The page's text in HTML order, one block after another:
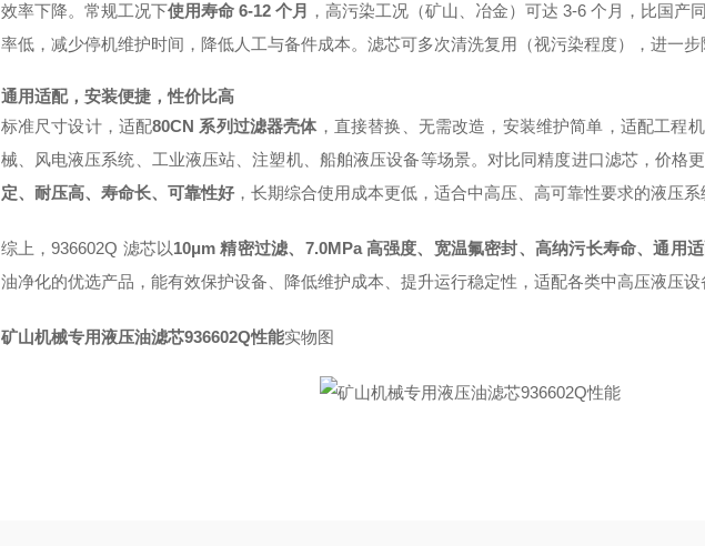
效率下降。常规工况下使用寿命 6-12 个月 ，高污染工况（矿山、冶金）可达 3-6 个月，比国产
率低，减少停机维护时间，降低人工与备件成本。滤芯可多次清洗复用（视污染程度），进一步
通用适配，安装便捷，性价比高
标准尺寸设计，适配80CN 系列过滤器壳体，直接替换、无需改造，安装维护简单，适配工程
械、风电液压系统、工业液压站、注塑机、船舶液压设备等场景。对比同精度进口滤芯，价格
定、耐压高、寿命长、可靠性好，长期综合使用成本更低，适合中高压、高可靠性要求的液压系
综上，936602Q 滤芯以10μm 精密过滤、7.0MPa 高强度、宽温氟密封、高纳污长寿命、通用
油净化的优选产品，能有效保护设备、降低维护成本、提升运行稳定性，适配各类中高压液压设
矿山机械专用液压油滤芯936602Q性能实物图